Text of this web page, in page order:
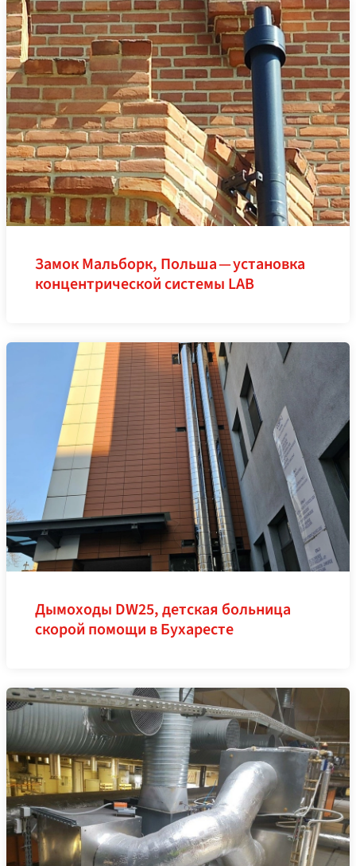
Замок Мальборк, Польша — установка
концентрической системы LAB
Дымоходы DW25, детская больница
скорой помощи в Бухаресте